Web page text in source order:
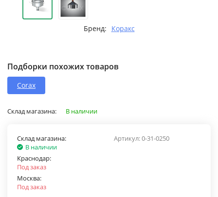
Бренд: Коракс
Подборки похожих товаров
Corax
Склад магазина: В наличии
Артикул:0-31-0250
Склад магазина:
В наличии
Краснодар:
Под заказ
Москва:
Под заказ